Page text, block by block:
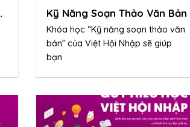
Kỹ Năng Soạn Thảo Văn Bản
Khóa học “Kỹ năng soạn thảo văn
bản” của Việt Hội Nhập sẽ giúp
bạn